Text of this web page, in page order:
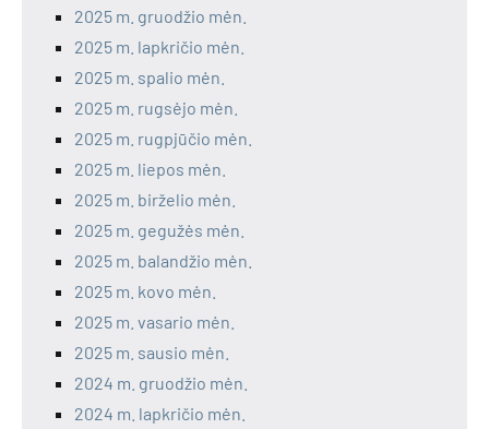
2025 m. gruodžio mėn.
2025 m. lapkričio mėn.
2025 m. spalio mėn.
2025 m. rugsėjo mėn.
2025 m. rugpjūčio mėn.
2025 m. liepos mėn.
2025 m. birželio mėn.
2025 m. gegužės mėn.
2025 m. balandžio mėn.
2025 m. kovo mėn.
2025 m. vasario mėn.
2025 m. sausio mėn.
2024 m. gruodžio mėn.
2024 m. lapkričio mėn.